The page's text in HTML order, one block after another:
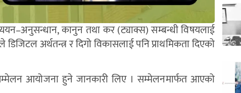
कानुन तथा कर (ट्याक्स) सम्बन्धी विषयलाई
अर्थतन्त्र र दिगो विकासलाई पनि प्राथमिकता दिएको
आयोजना हुने जानकारी लिए । सम्मेलनमार्फत आएको